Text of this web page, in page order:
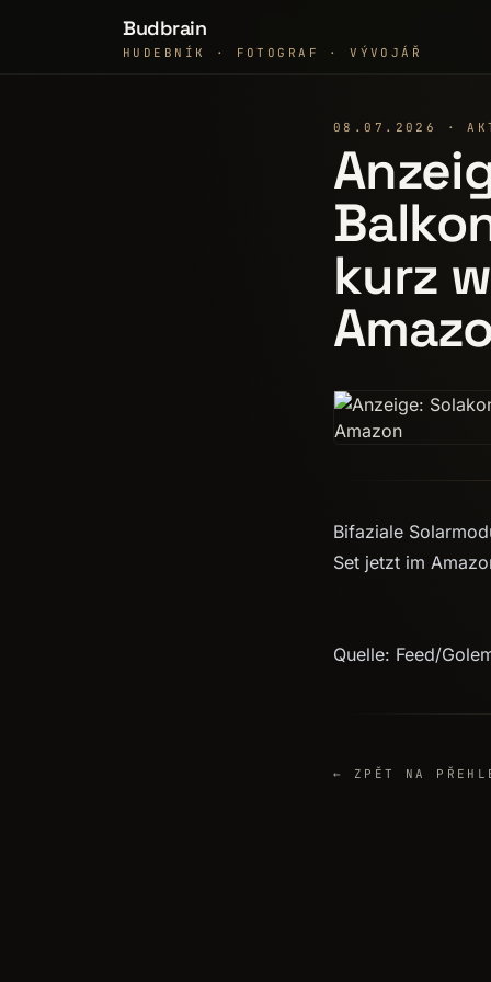
Budbrain
HUDEBNÍK · FOTOGRAF · VÝVOJÁŘ
08.07.2026 ·
kurz
Bifaziale
Set jetzt im
Quelle: Feed/
← ZPĚT NA